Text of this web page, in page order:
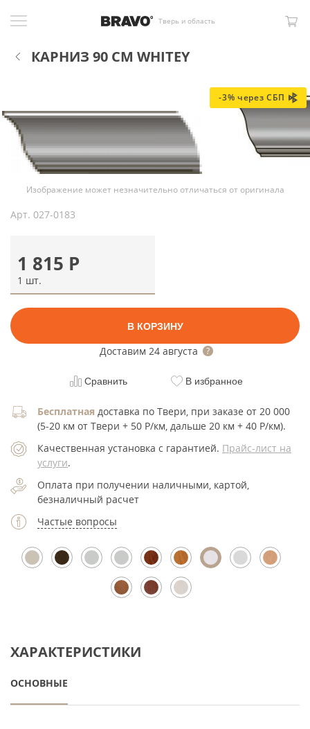
Тверь и область
КАРНИЗ 90 СМ WHITEY
-3% через СБП
Изображение может незначительно отличаться от оригинала
Арт. 027-0183
1 815 Р
1 шт.
В КОРЗИНУ
Доставим 24 августа
Сравнить В избранное
Бесплатная доставка по Твери, при заказе от 20 000
(5-20 км от Твери + 50 Р/км, дальше 20 км + 40 Р/км).
Качественная установка с гарантией. Прайс-лист на
услуги.
Оплата при получении наличными, картой,
безналичный расчет
Частые вопросы
ХАРАКТЕРИСТИКИ
ОСНОВНЫЕ